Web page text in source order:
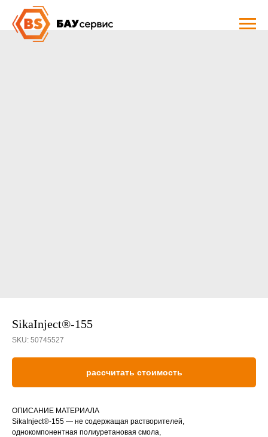
SikaInject®-155
SKU: 50745527
рассчитать стоимость
ОПИСАНИЕ МАТЕРИАЛА
SikaInject®-155 — не содержащая растворителей,
однокомпонентная полиуретановая смола,